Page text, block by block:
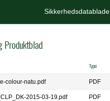
Sikkerhedsdatablade
Produktblad
Type
colour-natu.pdf PDF
2015-03-19.pdf PDF